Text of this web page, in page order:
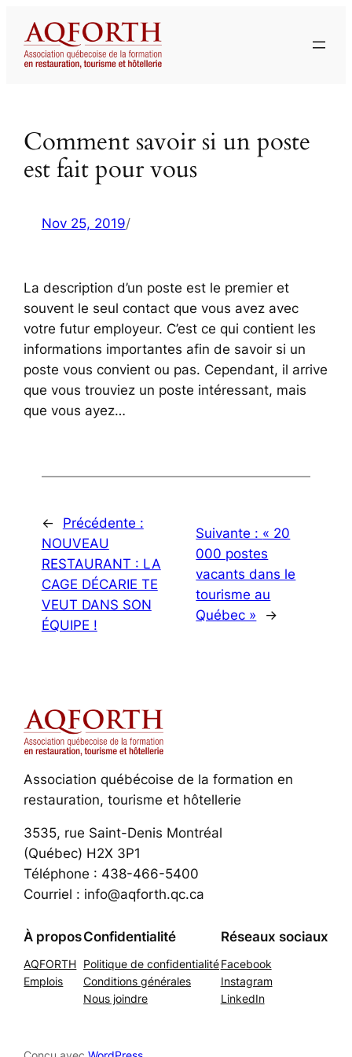
contenu
Comment savoir si un poste
est fait pour vous
Nov 25, 2019/
La description d’un poste est le premier et
souvent le seul contact que vous avez avec
votre futur employeur. C’est ce qui contient les
informations importantes afin de savoir si un
poste vous convient ou pas. Cependant, il arrive
que vous trouviez un poste intéressant, mais
que vous ayez…
←
Précédente :
NOUVEAU
RESTAURANT : LA
CAGE DÉCARIE TE
VEUT DANS SON
ÉQUIPE !
Suivante : « 20
000 postes
vacants dans le
tourisme au
Québec »
→
Association québécoise de la formation en
restauration, tourisme et hôtellerie
3535, rue Saint-Denis Montréal
(Québec) H2X 3P1
Téléphone : 438-466-5400
Courriel : info@aqforth.qc.ca
À propos
AQFORTH
Emplois
Confidentialité
Politique de confidentialité
Conditions générales
Nous joindre
Réseaux sociaux
Facebook
Instagram
LinkedIn